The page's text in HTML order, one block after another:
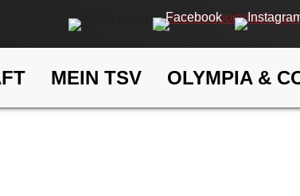
MEIN TSV OLYMPIA &